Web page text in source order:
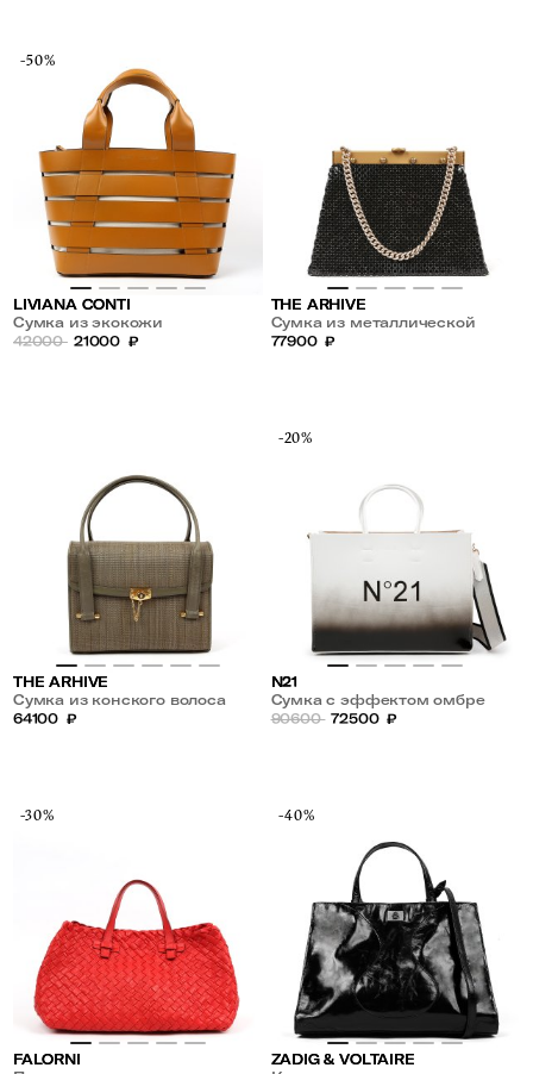
-50%
LIVIANA CONTI
Сумка из экокожи
42000 21000 ₽
THE ARHIVE
Сумка из металлической
кольчуги
77900 ₽
THE ARHIVE
Сумка из конского волоса
64100 ₽
-20%
N21
Сумка с эффектом омбре
90600 72500 ₽
-30%
FALORNI
-40%
ZADIG & VOLTAIRE